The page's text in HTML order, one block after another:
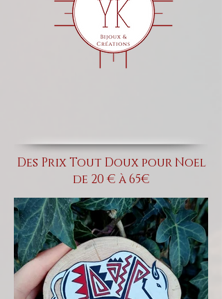
Des Prix Tout Doux pour Noel
de 20 € à 65€